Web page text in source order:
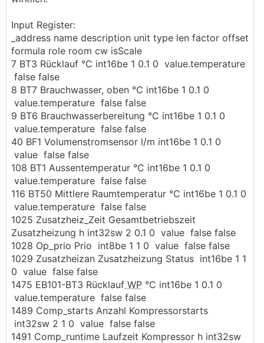
Input Register:
_address name description unit type len factor offset
formula role room cw isScale
7 BT3 Rücklauf °C int16be 1 0.1 0 value.temperature
false false
8 BT7 Brauchwasser, oben °C int16be 1 0.1 0
value.temperature false false
9 BT6 Brauchwasserbereitung °C int16be 1 0.1 0
value.temperature false false
40 BF1 Volumenstromsensor l/m int16be 1 0.1 0
value false false
108 BT1 Aussentemperatur °C int16be 1 0.1 0
value.temperature false false
116 BT50 Mittlere Raumtemperatur °C int16be 1 0.1 0
value.temperature false false
1025 Zusatzheiz_Zeit Gesamtbetriebszeit
Zusatzheizung h int32sw 2 0.1 0 value false false
1028 Op_prio Prio int8be 1 1 0 value false false
1029 Zusatzheizan Zusatzheizung Status int16be 1 1
0 value false false
1475 EB101-BT3 Rücklauf WP °C int16be 1 0.1 0
value.temperature false false
1489 Comp_starts Anzahl Kompressorstarts
int32sw 2 1 0 value false false
1491 Comp_runtime Laufzeit Kompressor h int32sw